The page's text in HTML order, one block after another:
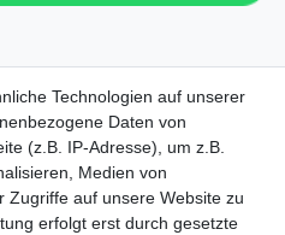
Technologien auf unserer
Daten von
(z.B. IP-Adresse), um z.B.
Medien von
Zugriffe auf unsere Website zu
erfolgt erst durch gesetzte